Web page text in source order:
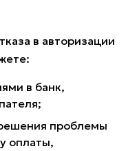
в авторизации
в банк,
проблемы
оплаты,